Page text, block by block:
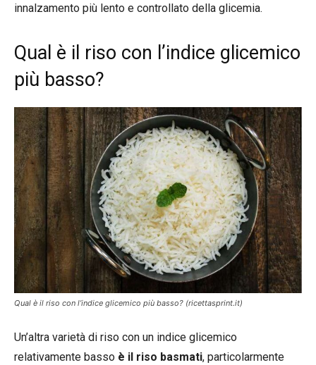
innalzamento più lento e controllato della glicemia.
Qual è il riso con l’indice glicemico
più basso?
Qual è il riso con l’indice glicemico più basso? (ricettasprint.it)
Un’altra varietà di riso con un indice glicemico
relativamente basso è il riso basmati, particolarmente